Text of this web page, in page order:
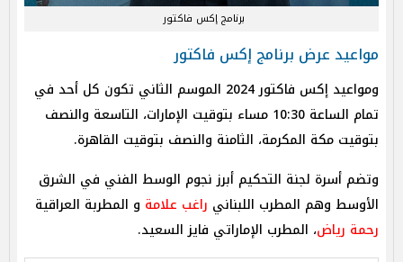
برنامج إكس فاكتور
مواعيد عرض برنامج إكس فاكتور
ومواعيد إكس فاكتور 2024 الموسم الثاني تكون كل أحد في
تمام الساعة 10:30 مساء بتوقيت الإمارات، التاسعة والنصف
بتوقيت مكة المكرمة، الثامنة والنصف بتوقيت القاهرة.
وتضم أسرة لجنة التحكيم أبرز نجوم الوسط الفني في الشرق
الأوسط وهم المطرب اللبناني راغب علامة و المطربة العراقية
رحمة رياض، المطرب الإماراتي فايز السعيد.